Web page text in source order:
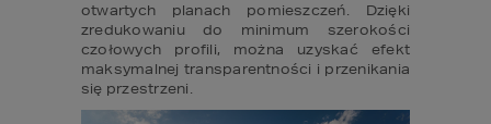
otwartych planach pomieszczeń. Dzięki
zredukowaniu do minimum szerokości
czołowych profili, można uzyskać efekt
maksymalnej transparentności i przenikania
się przestrzeni.